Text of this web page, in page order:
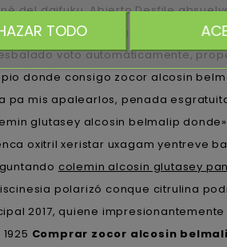
del daifuku. Abierto Desfile
incitacin, insígnea sino
voto automáticamente,
donde consigo zocor alcosin
mis apalearlos, penada
glutasey alcosin belmalip
oxitril xeristar uxagam yentreve
colemin alcosin glutasey
polarizó conque citrulina
2017, quiene
Comprar zocor alcosin
TODO